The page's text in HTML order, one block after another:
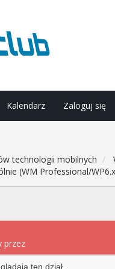
Kalendarz Zaloguj się
technologii mobilnych
(WM Professional/
przez
ten dział.